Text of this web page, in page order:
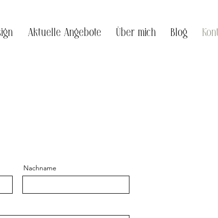
Aktuelle Angebote Über mich Blog
Nachname